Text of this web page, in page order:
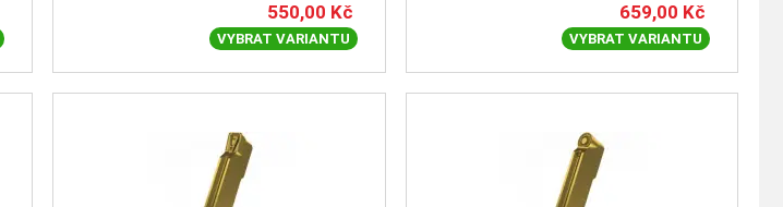
550,00 Kč
VYBRAT VARIANTU
659,00 Kč
VYBRAT VARIANTU